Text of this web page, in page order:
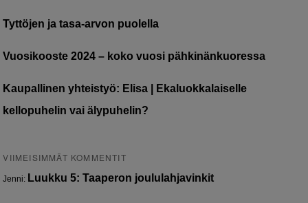
Tyttöjen ja tasa-arvon puolella
Vuosikooste 2024 – koko vuosi pähkinänkuoressa
Kaupallinen yhteistyö: Elisa | Ekaluokkalaiselle
kellopuhelin vai älypuhelin?
VIIMEISIMMÄT KOMMENTIT
Jenni: Luukku 5: Taaperon joululahjavinkit